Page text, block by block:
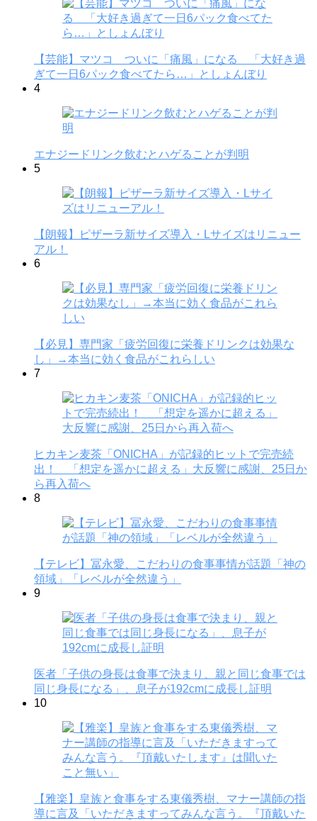
【芸能】マツコ ついに「痛風」になる 「大好き過
ぎて一日6パック食べてたら…」としょんぼり
4
エナジードリンク飲むとハゲることが判明
5
【朗報】ピザーラ新サイズ導入・Lサイズはリニュー
アル！
6
【必見】専門家「疲労回復に栄養ドリンクは効果な
し」→本当に効く食品がこれらしい
7
ヒカキン麦茶「ONICHA」が記録的ヒットで完売続
出！ 「想定を遥かに超える」大反響に感謝、25日か
ら再入荷へ
8
【テレビ】冨永愛、こだわりの食事事情が話題「神の
領域」「レベルが全然違う」
9
医者「子供の身長は食事で決まり、親と同じ食事では
同じ身長になる」、息子が192cmに成長し証明
10
【雅楽】皇族と食事をする東儀秀樹、マナー講師の指
導に言及「いただきますってみんな言う。『頂戴いた